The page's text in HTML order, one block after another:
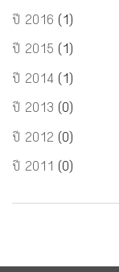
ปี 2016 (1)
ปี 2015 (1)
ปี 2014 (1)
ปี 2013 (0)
ปี 2012 (0)
ปี 2011 (0)